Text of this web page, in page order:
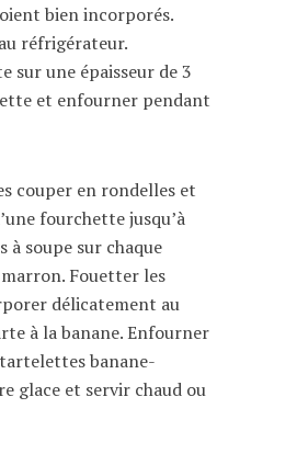
bien incorporés.
réfrigérateur.
sur une épaisseur de 3
et enfourner pendant
couper en rondelles et
fourchette jusqu’à
soupe sur chaque
Fouetter les
délicatement au
à la banane. Enfourner
banane-
glace et servir chaud ou